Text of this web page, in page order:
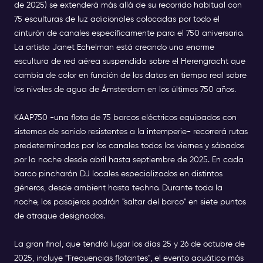
de 2025) se extenderá más allá de su recorrido habitual con
75 esculturas de luz adicionales colocadas por todo el
cinturón de canales específicamente para el 750 aniversario.
La artista Janet Echelman está creando una enorme
escultura de red aérea suspendida sobre el Herengracht que
cambia de color en función de los datos en tiempo real sobre
los niveles de agua de Ámsterdam en los últimos 750 años.
KAAP750 -una flota de 75 barcos eléctricos equipados con
sistemas de sonido resistentes a la intemperie- recorrerá rutas
predeterminadas por los canales todos los viernes y sábados
por la noche desde abril hasta septiembre de 2025. En cada
barco pincharán DJ locales especializados en distintos
géneros, desde ambient hasta techno. Durante toda la
noche, los pasajeros podrán "saltar del barco" en siete puntos
de atraque designados.
La gran final, que tendrá lugar los días 25 y 26 de octubre de
2025, incluye "Frecuencias flotantes", el evento acuático más